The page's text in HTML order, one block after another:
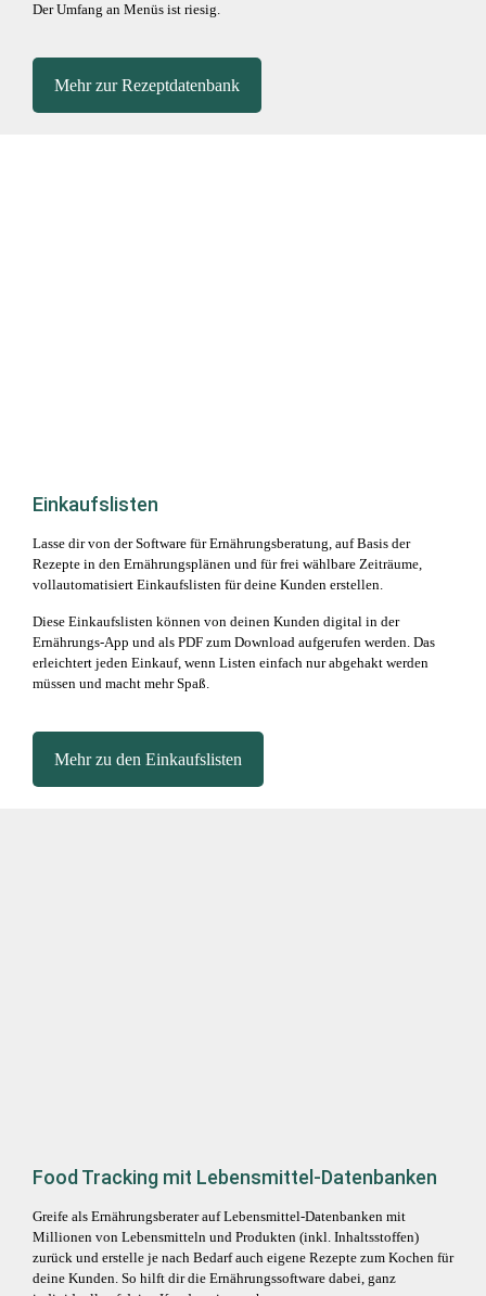
Der Umfang an Menüs ist riesig.
Mehr zur Rezeptdatenbank
Einkaufslisten
Lasse dir von der Software für Ernährungsberatung, auf Basis der
Rezepte in den Ernährungsplänen und für frei wählbare Zeiträume,
vollautomatisiert Einkaufslisten für deine Kunden erstellen.
Diese Einkaufslisten können von deinen Kunden digital in der
Ernährungs-App und als PDF zum Download aufgerufen werden. Das
erleichtert jeden Einkauf, wenn Listen einfach nur abgehakt werden
müssen und macht mehr Spaß.
Mehr zu den Einkaufslisten
Food Tracking mit Lebensmittel-Datenbanken
Greife als Ernährungsberater auf Lebensmittel-Datenbanken mit
Millionen von Lebensmitteln und Produkten (inkl. Inhaltsstoffen)
zurück und erstelle je nach Bedarf auch eigene Rezepte zum Kochen für
deine Kunden. So hilft dir die Ernährungssoftware dabei, ganz